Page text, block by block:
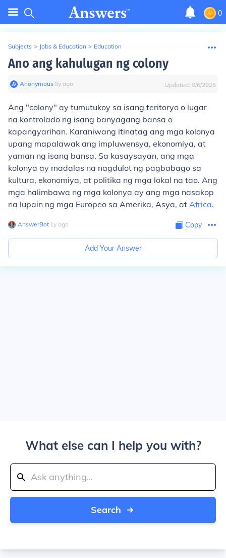
0
Subjects > Jobs & Education > Education
Ano ang kahulugan ng colony
Anonymous∙8y ago Updated: 8/6/2025
Ang "colony" ay tumutukoy sa isang teritoryo o lugar
na kontrolado ng isang banyagang bansa o
kapangyarihan. Karaniwang itinatag ang mga kolonya
upang mapalawak ang impluwensya, ekonomiya, at
yaman ng isang bansa. Sa kasaysayan, ang mga
kolonya ay madalas na nagdulot ng pagbabago sa
kultura, ekonomiya, at politika ng mga lokal na tao. Ang
mga halimbawa ng mga kolonya ay ang mga nasakop
na lupain ng mga Europeo sa Amerika, Asya, at Africa.
AnswerBot∙ 1y ago Copy
Add Your Answer
What else can I help you with?
Search